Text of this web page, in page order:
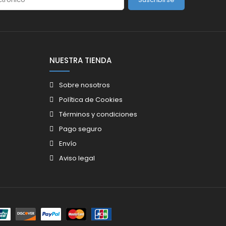
NUESTRA TIENDA
Sobre nosotros
Política de Cookies
Términos y condiciones
Pago seguro
Envío
Aviso legal